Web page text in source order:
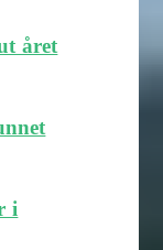
året
i